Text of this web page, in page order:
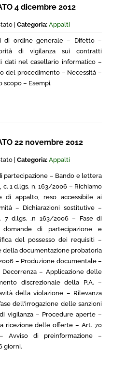
4 dicembre 2012
| Categoria: Appalti
di ordine generale – Difetto –
di vigilanza sui contratti
dati nel casellario informatico –
del procedimento – Necessità –
– Esempi.
22 novembre 2012
| Categoria: Appalti
partecipazione – Bando e lettera
c. 1 d.lgs. n. 163/2006 – Richiamo
di appalto, reso accessibile ai
– Dichiarazioni sostitutive –
7 d.lgs. .n 163/2006 – Fase di
domande di partecipazione e
del possesso dei requisiti –
della documentazione probatoria
– Produzione documentale –
– Applicazione delle
discrezionale della P.A. –
della violazione – Rilevanza
dell’irrogazione delle sanzioni
vigilanza – Procedure aperte –
ricezione delle offerte – Art. 70
Avviso di preinformazione –
giorni.